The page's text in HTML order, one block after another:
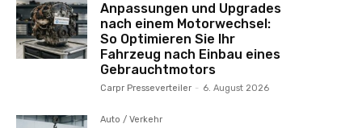
Anpassungen und Upgrades
nach einem Motorwechsel:
So Optimieren Sie Ihr
Fahrzeug nach Einbau eines
Gebrauchtmotors
Carpr Presseverteiler - 6. August 2026
Auto / Verkehr